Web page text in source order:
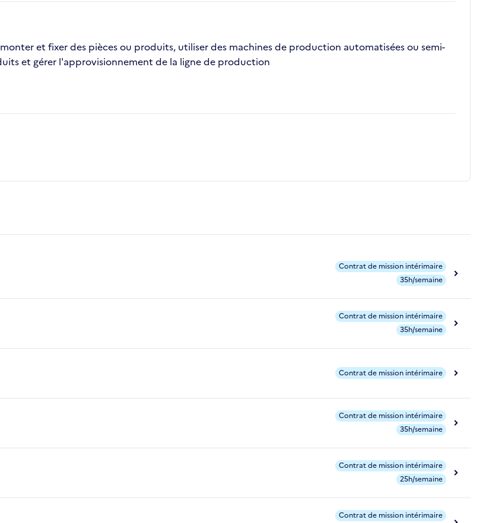
et fixer des pièces ou produits, utiliser des machines de production automatisées ou semi-
et gérer l'approvisionnement de la ligne de production
Contrat de mission intérimaire
35h/semaine
Contrat de mission intérimaire
35h/semaine
Contrat de mission intérimaire
Contrat de mission intérimaire
35h/semaine
Contrat de mission intérimaire
25h/semaine
Contrat de mission intérimaire